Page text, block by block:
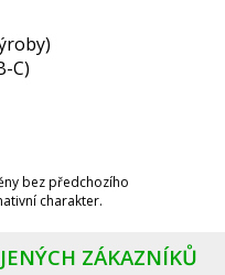
C)
bez předchozího
charakter.
ZÁKAZNÍKŮ